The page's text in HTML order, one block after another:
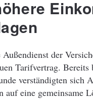
der
Tarifvertrag. Bereits
verständigten sich
auf eine gemeinsame